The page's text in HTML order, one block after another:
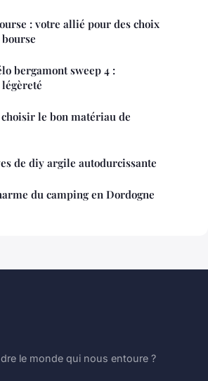
: votre allié pour des choix
bergamont sweep 4 :
le bon matériau de
de diy argile autodurcissante
du camping en Dordogne
le monde qui nous entoure ?